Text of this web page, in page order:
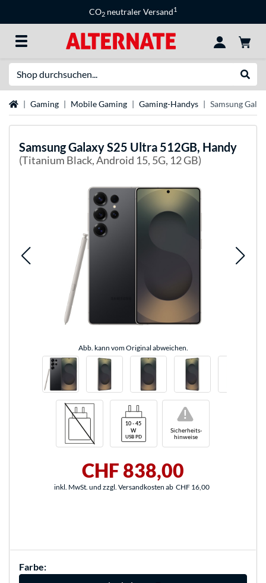
CO2 neutraler Versand1
StartseiteGaming Mobile Gaming Gaming-Handys Samsung
SamsungGalaxy S25 Ultra 512GB, Handy
(Titanium Black, Android 15, 5G, 12 GB)
Abb. kann vom Original abweichen.
Sicherheits-
hinweise
!
CHF 838,00
inkl. MwSt. und zzgl. Versandkosten ab CHF 16,00
Farbe: